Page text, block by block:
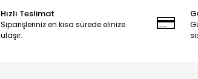
Hızlı Teslimat
Siparişleriniz en kısa sürede elinize
ulaşır.